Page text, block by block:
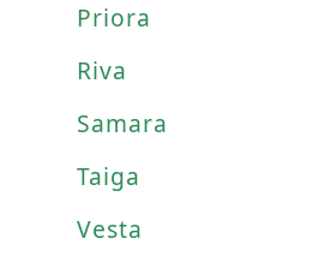
Priora
Riva
Samara
Taiga
Vesta